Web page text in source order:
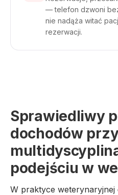
— telefon dzwoni
nie nadąża witać
rezerwacji.
Sprawiedliwy
dochodów
podejściu w
W praktyce weterynaryjnej